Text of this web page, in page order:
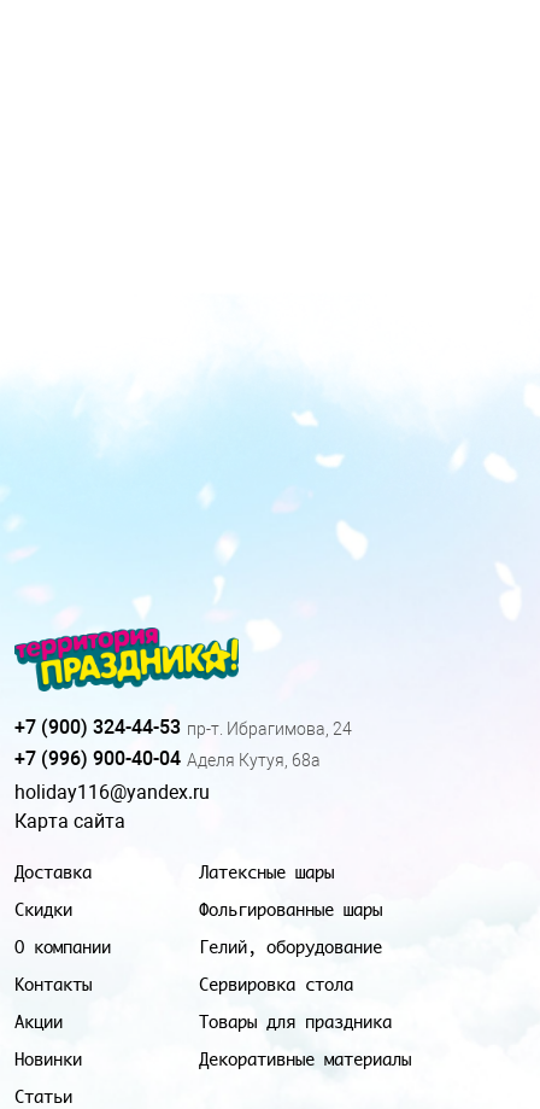
Доставка
Скидки
О компании
Контакты
Акции
Новинки
Статьи
Латексные шары
Фольгированные шары
Гелий, оборудование
Сервировка стола
Товары для праздника
Декоративные материалы
+7 (900) 324-44-53 пр-т. Ибрагимова, 24
+7 (996) 900-40-04 Аделя Кутуя, 68а
holiday116@yandex.ru
Карта сайта